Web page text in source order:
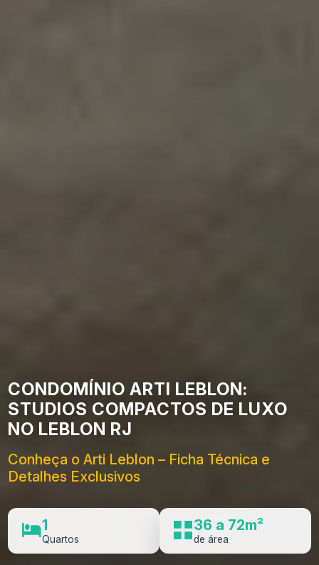
CONDOMÍNIO ARTI LEBLON:
STUDIOS COMPACTOS DE LUXO
NO LEBLON RJ
Conheça o Arti Leblon – Ficha Técnica e
Detalhes Exclusivos
1
Quartos
36 a 72m²
de área